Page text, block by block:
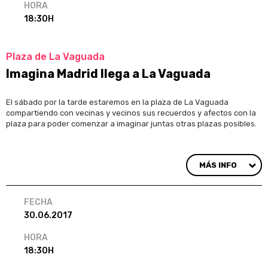
HORA
18:30H
Plaza de La Vaguada
Imagina Madrid llega a La Vaguada
MÁS INFO
El sábado por la tarde estaremos en la plaza de La Vaguada
compartiendo con vecinas y vecinos sus recuerdos y afectos con la
plaza para poder comenzar a imaginar juntas otras plazas posibles.
FECHA
30.06.2017
HORA
18:30H